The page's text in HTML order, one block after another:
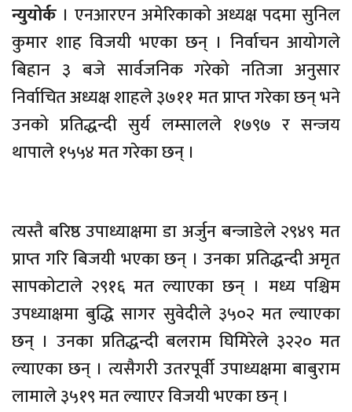
न्युयोर्क । एनआरएन अमेरिकाको अध्यक्ष पदमा सुनिल
कुमार शाह विजयी भएका छन् । निर्वाचन आयोगले
बिहान ३ बजे सार्वजनिक गरेको नतिजा अनुसार
निर्वाचित अध्यक्ष शाहले ३७११ मत प्राप्त गरेका छन् भने
उनको प्रतिद्धन्दी सुर्य लम्सालले १७९७ र सन्जय
थापाले १५५४ मत गरेका छन् ।
त्यस्तै बरिष्ठ उपाध्याक्षमा डा अर्जुन बन्जाडेले २९४९ मत
प्राप्त गरि बिजयी भएका छन् । उनका प्रतिद्धन्दी अमृत
सापकोटाले २९१६ मत ल्याएका छन् । मध्य पश्चिम
उपध्याक्षमा बुद्धि सागर सुवेदीले ३५०२ मत ल्याएका
छन् । उनका प्रतिद्धन्दी बलराम घिमिरेले ३२२० मत
ल्याएका छन् । त्यसैगरी उतरपूर्वी उपाध्यक्षमा बाबुराम
लामाले ३५१९ मत ल्याएर विजयी भएका छन् ।